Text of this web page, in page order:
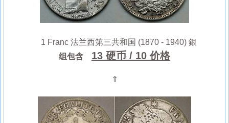
1 Franc 法兰西第三共和国 (1870 - 1940) 銀
组包含
13 硬币 / 10 价格
⇑